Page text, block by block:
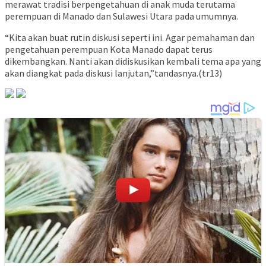
merawat tradisi berpengetahuan di anak muda terutama
perempuan di Manado dan Sulawesi Utara pada umumnya.
“Kita akan buat rutin diskusi seperti ini. Agar pemahaman dan
pengetahuan perempuan Kota Manado dapat terus
dikembangkan. Nanti akan didiskusikan kembali tema apa yang
akan diangkat pada diskusi lanjutan,”tandasnya.(tr13)